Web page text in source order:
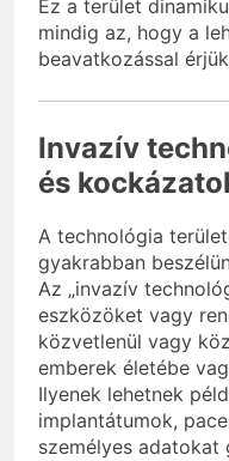
Ez a terület
mindig az, hogy a
beavatkozással
Invazív
és
A technológia
gyakrabban
Az „invazív
eszközöket vagy
közvetlenül vagy
emberek életébe
Ilyenek lehetnek
implantátumok,
személyes